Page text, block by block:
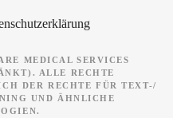
MEDICAL SERVICES
ALLE RECHTE
DER RECHTE FÜR TEXT-/ D
UND ÄHNLICHE T